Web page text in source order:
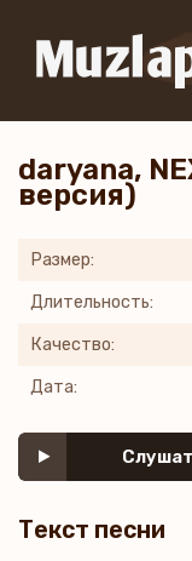
daryana,
версия)
Размер:
Длительность:
Качество:
Дата:
Текст песни